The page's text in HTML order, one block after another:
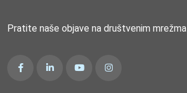
Pratite naše objave na društvenim mrežma